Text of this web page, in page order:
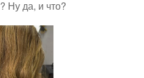
Ну да, и что?